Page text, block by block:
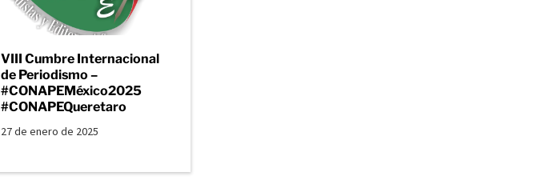
VIII Cumbre Internacional
de Periodismo –
#CONAPEMéxico2025
#CONAPEQueretaro
27 de enero de 2025